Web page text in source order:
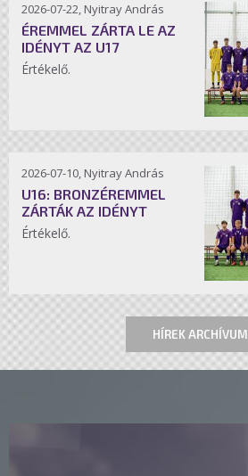
2026-07-22, Nyitray András
ÉREMMEL ZÁRTA LE AZ
IDÉNYT AZ U17
Értékelő.
2026-07-10, Nyitray András
U16: BRONZÉREMMEL
ZÁRTÁK AZ IDÉNYT
Értékelő.
HÍREK ARCHÍVUM